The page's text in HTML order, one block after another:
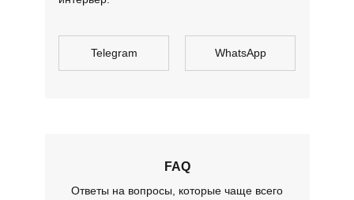
Telegram WhatsApp
FAQ
Ответы на вопросы, которые чаще всего